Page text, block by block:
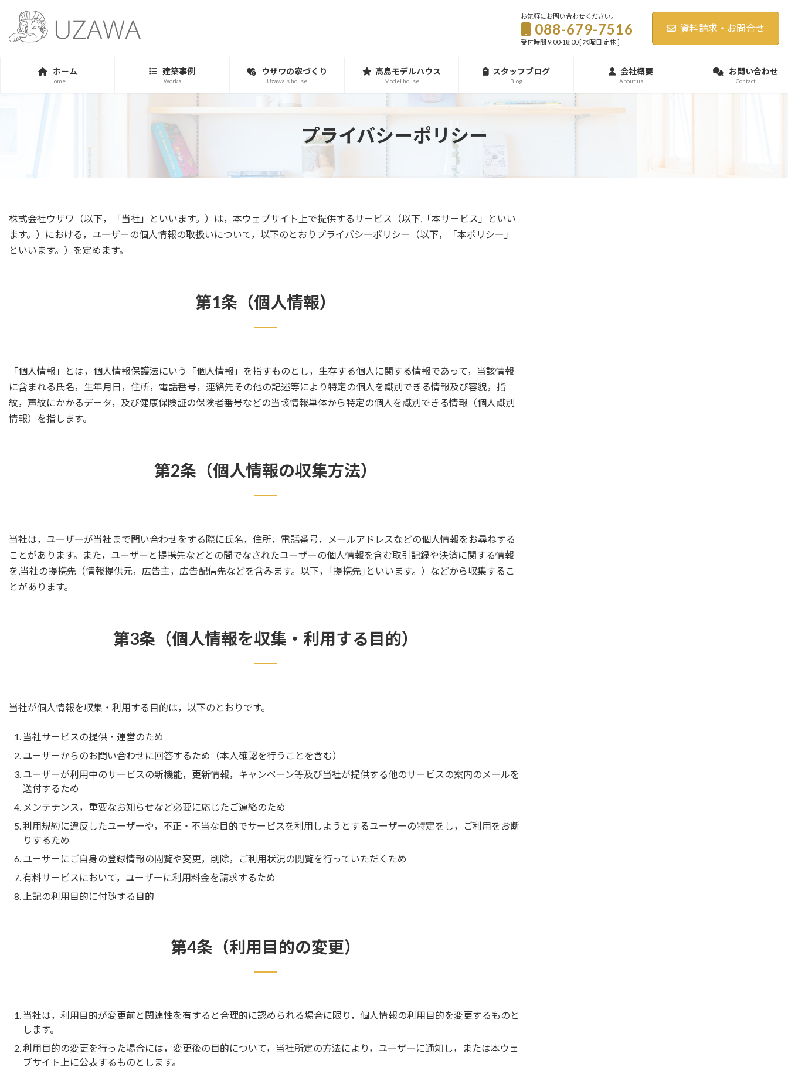
お気軽にお問い合わせください。
088-679-7516
受付時間 9:00-18:00 [ 水曜日 定休 ]
資料請求・お問合せ
ホーム
Home
建築事例
Works
ウザワの家づくり
Uzawa's house
高島モデルハウス
Model house
スタッフブログ
Blog
会社概要
About us
お問い合わせ
Contact
プライバシーポリシー
株式会社ウザワ（以下，「当社」といいます。）は，本ウェブサイト上で提供するサービス（以下,「本サービス」といい
ます。）における，ユーザーの個人情報の取扱いについて，以下のとおりプライバシーポリシー（以下，「本ポリシー」
といいます。）を定めます。
第1条（個人情報）
「個人情報」とは，個人情報保護法にいう「個人情報」を指すものとし，生存する個人に関する情報であって，当該情報
に含まれる氏名，生年月日，住所，電話番号，連絡先その他の記述等により特定の個人を識別できる情報及び容貌，指
紋，声紋にかかるデータ，及び健康保険証の保険者番号などの当該情報単体から特定の個人を識別できる情報（個人識別
情報）を指します。
第2条（個人情報の収集方法）
当社は，ユーザーが当社まで問い合わせをする際に氏名，住所，電話番号，メールアドレスなどの個人情報をお尋ねする
ことがあります。また，ユーザーと提携先などとの間でなされたユーザーの個人情報を含む取引記録や決済に関する情報
を,当社の提携先（情報提供元，広告主，広告配信先などを含みます。以下，｢提携先｣といいます。）などから収集するこ
とがあります。
第3条（個人情報を収集・利用する目的）
当社が個人情報を収集・利用する目的は，以下のとおりです。
当社サービスの提供・運営のため
ユーザーからのお問い合わせに回答するため（本人確認を行うことを含む）
ユーザーが利用中のサービスの新機能，更新情報，キャンペーン等及び当社が提供する他のサービスの案内のメールを
送付するため
メンテナンス，重要なお知らせなど必要に応じたご連絡のため
利用規約に違反したユーザーや，不正・不当な目的でサービスを利用しようとするユーザーの特定をし，ご利用をお断
りするため
ユーザーにご自身の登録情報の閲覧や変更，削除，ご利用状況の閲覧を行っていただくため
有料サービスにおいて，ユーザーに利用料金を請求するため
上記の利用目的に付随する目的
第4条（利用目的の変更）
当社は，利用目的が変更前と関連性を有すると合理的に認められる場合に限り，個人情報の利用目的を変更するものと
します。
利用目的の変更を行った場合には，変更後の目的について，当社所定の方法により，ユーザーに通知し，または本ウェ
ブサイト上に公表するものとします。